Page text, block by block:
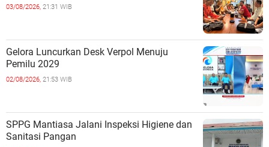
03/08/2026, 21:31 WIB
Gelora Luncurkan Desk Verpol Menuju
Pemilu 2029
02/08/2026, 21:53 WIB
SPPG Mantiasa Jalani Inspeksi Higiene dan
Sanitasi Pangan